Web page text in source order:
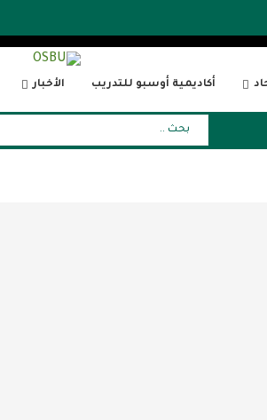
أكاديمية أوسبو للتدريب الأخبار